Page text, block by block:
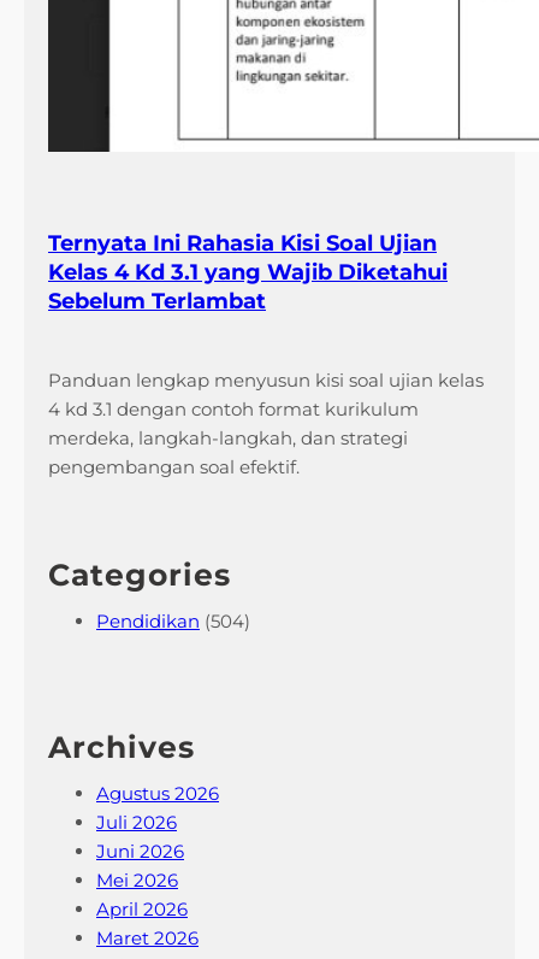
Ternyata Ini Rahasia Kisi Soal Ujian
Kelas 4 Kd 3.1 yang Wajib Diketahui
Sebelum Terlambat
Panduan lengkap menyusun kisi soal ujian kelas
4 kd 3.1 dengan contoh format kurikulum
merdeka, langkah-langkah, dan strategi
pengembangan soal efektif.
Categories
Pendidikan (504)
Archives
Agustus 2026
Juli 2026
Juni 2026
Mei 2026
April 2026
Maret 2026